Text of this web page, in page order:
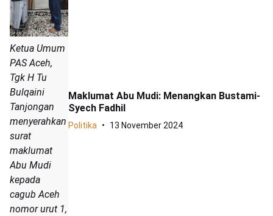
Ketua Umum
PAS Aceh,
Tgk H Tu
Bulqaini
Tanjongan
menyerahkan
surat
maklumat
Abu Mudi
kepada
cagub Aceh
nomor urut 1,
Maklumat Abu Mudi: Menangkan Bustami-
Syech Fadhil
Politika 13 November 2024